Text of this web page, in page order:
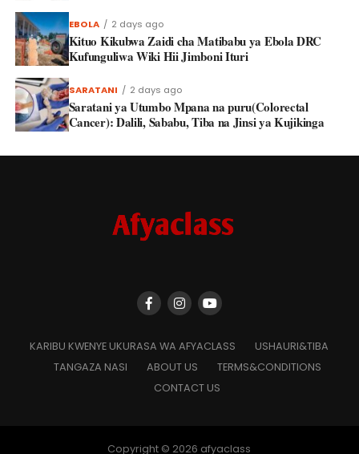
EBOLA 2 days ago
Kituo Kikubwa Zaidi cha Matibabu ya Ebola DRC
Kufunguliwa Wiki Hii Jimboni Ituri
SARATANI 2 days ago
Saratani ya Utumbo Mpana na puru(Colorectal
Cancer): Dalili, Sababu, Tiba na Jinsi ya Kujikinga
KARIBU KWENYE UKURASA WA AFYACLASS
USHAURI&TIBA
TANGAZA NASI
ABOUT US
TERMS&CONDITIONS
CONTACT US
Copyright © 2026 afyaclass